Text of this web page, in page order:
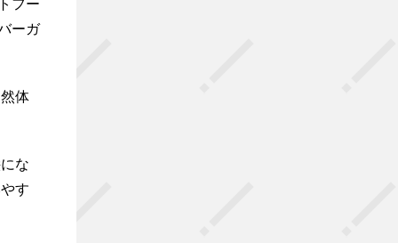
フー
ーガ
体
な
す